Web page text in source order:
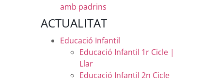
amb padrins
ACTUALITAT
Educació Infantil
Educació Infantil 1r Cicle |
Llar
Educació Infantil 2n Cicle